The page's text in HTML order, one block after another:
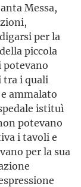
Messa,
per la
piccola
potevano
tra i quali
ammalato
istituì
potevano
i tavoli e
per la sua